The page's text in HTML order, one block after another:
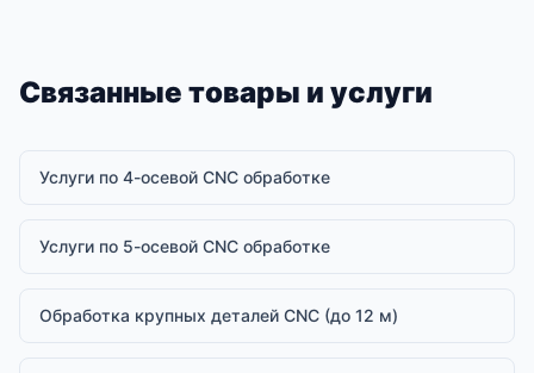
Связанные товары и услуги
Услуги по 4-осевой CNC обработке
Услуги по 5-осевой CNC обработке
Обработка крупных деталей CNC (до 12 м)